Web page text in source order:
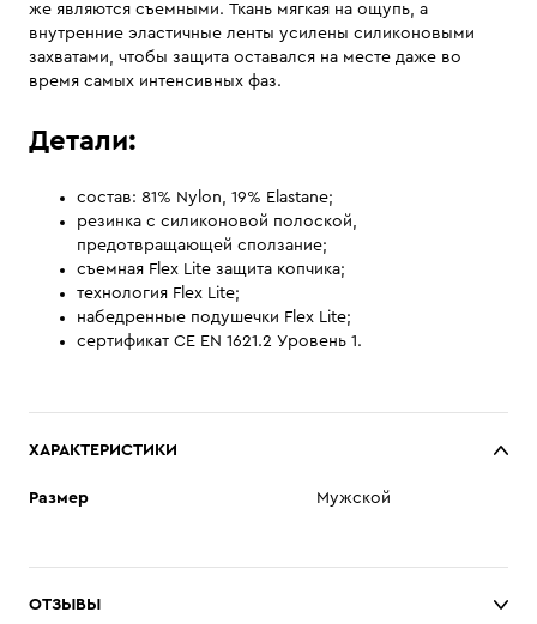
же являются съемными. Ткань мягкая на ощупь, а
внутренние эластичные ленты усилены силиконовыми
захватами, чтобы защита оставался на месте даже во
время самых интенсивных фаз.
Детали:
состав: 81% Nylon, 19% Elastane;
резинка с силиконовой полоской,
предотвращающей сползание;
съемная Flex Lite защита копчика;
технология Flex Lite;
набедренные подушечки Flex Lite;
сертификат CE EN 1621.2 Уровень 1.
ХАРАКТЕРИСТИКИ
Размер Мужской
ОТЗЫВЫ